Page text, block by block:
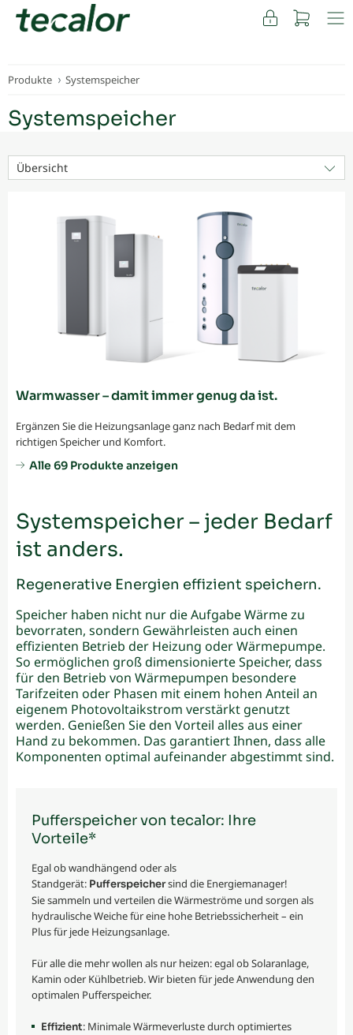
FACHKUNDEN
Produkte Systemspeicher
Systemspeicher
Übersicht
Warmwasser – damit immer genug da ist.
Ergänzen Sie die Heizungsanlage ganz nach Bedarf mit dem
richtigen Speicher und Komfort.
Alle 69 Produkte anzeigen
Systemspeicher – jeder Bedarf
ist anders.
Regenerative Energien effizient speichern.
Speicher haben nicht nur die Aufgabe Wärme zu
bevorraten, sondern Gewährleisten auch einen
effizienten Betrieb der Heizung oder Wärmepumpe.
So ermöglichen groß dimensionierte Speicher, dass
für den Betrieb von Wärmepumpen besondere
Tarifzeiten oder Phasen mit einem hohen Anteil an
eigenem Photovoltaikstrom verstärkt genutzt
werden. Genießen Sie den Vorteil alles aus einer
Hand zu bekommen. Das garantiert Ihnen, dass alle
Komponenten optimal aufeinander abgestimmt sind.
Pufferspeicher von tecalor: Ihre
Vorteile*
Egal ob wandhängend oder als
Standgerät: Pufferspeichersind die Energiemanager!
Sie sammeln und verteilen die Wärmeströme und sorgen als
hydraulische Weiche für eine hohe Betriebssicherheit – ein
Plus für jede Heizungsanlage.
Für alle die mehr wollen als nur heizen: egal ob Solaranlage,
Kamin oder Kühlbetrieb. Wir bieten für jede Anwendung den
optimalen Pufferspeicher.
Effizient: Minimale Wärmeverluste durch optimiertes